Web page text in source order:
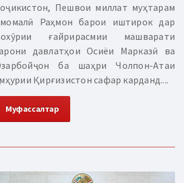
Пешвои миллат муҳтарам
Раҳмон барои иштирок дар
ғайрирасмии машварати
давлатҳои Осиёи Марказӣ ва
ба шаҳри Чолпон-Атаи
Қирғизистон сафар карданд....
Муфассалтар